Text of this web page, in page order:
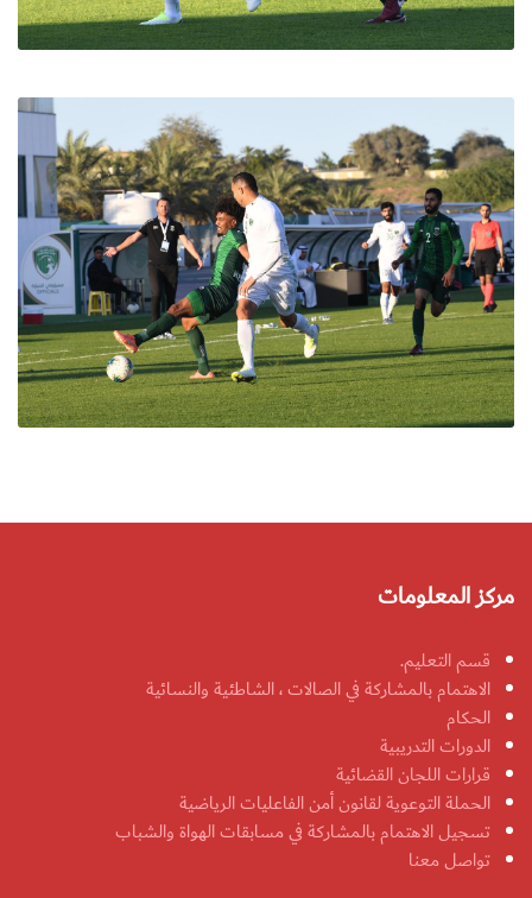
مركز المعلومات
قسم التعليم.
الاهتمام بالمشاركة في الصالات ، الشاطئية والنسائية
الحكام
الدورات التدريبية
قرارات اللجان القضائية
الحملة التوعوية لقانون أمن الفاعليات الرياضية
تسجيل الاهتمام بالمشاركة في مسابقات الهواة والشباب
تواصل معنا